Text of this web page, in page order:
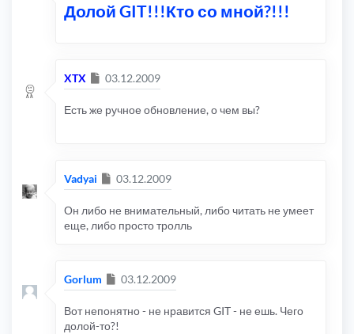
Долой GIT!!!Кто со мной?!!!
XTX Сообщение
03.12.2009
Есть же ручное обновление, о чем вы?
Vadyai Сообщение
03.12.2009
Он либо не внимательный, либо читать не умеет
еще, либо просто тролль
Gorlum Сообщение
03.12.2009
Вот непонятно - не нравится GIT - не ешь. Чего
долой-то?!